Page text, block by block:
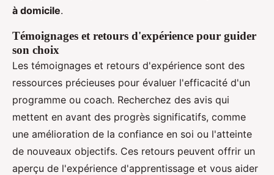
à domicile.
Témoignages et retours d'expérience pour guider
son choix
Les témoignages et retours d'expérience sont des
ressources précieuses pour évaluer l'efficacité d'un
programme ou coach. Recherchez des avis qui
mettent en avant des progrès significatifs, comme
une amélioration de la confiance en soi ou l'atteinte
de nouveaux objectifs. Ces retours peuvent offrir un
aperçu de l'expérience d'apprentissage et vous aider